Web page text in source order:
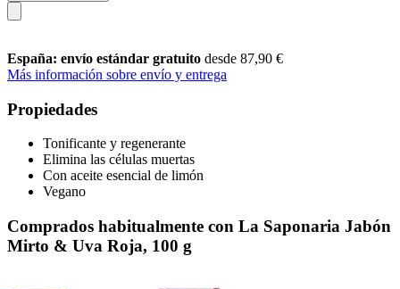
España: envío estándar gratuito desde 87,90 €
Más información sobre envío y entrega
Propiedades
Tonificante y regenerante
Elimina las células muertas
Con aceite esencial de limón
Vegano
Comprados habitualmente con La Saponaria Jabón
Mirto & Uva Roja, 100 g